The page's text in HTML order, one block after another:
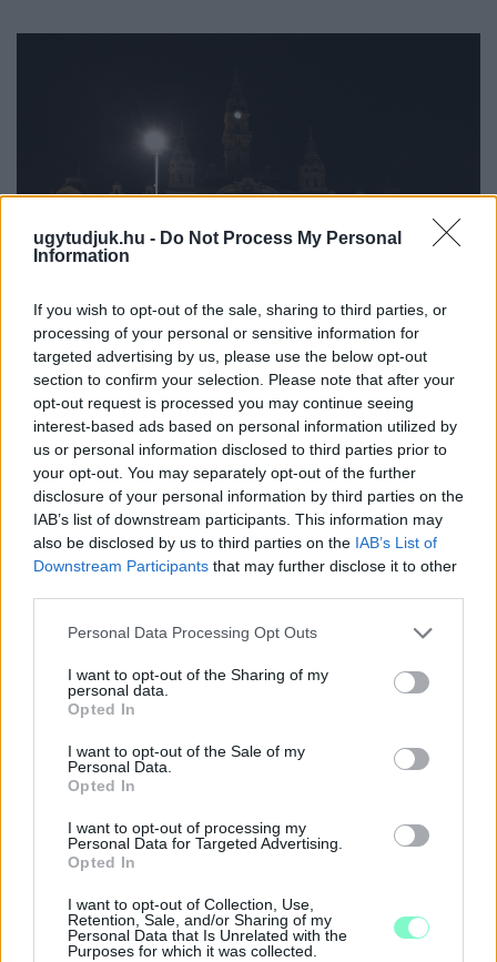
ugytudjuk.hu - Do Not Process My Personal
Information
If you wish to opt-out of the sale, sharing to third parties, or
processing of your personal or sensitive information for
targeted advertising by us, please use the below opt-out
section to confirm your selection. Please note that after your
opt-out request is processed you may continue seeing
interest-based ads based on personal information utilized by
us or personal information disclosed to third parties prior to
your opt-out. You may separately opt-out of the further
disclosure of your personal information by third parties on the
IAB’s list of downstream participants. This information may
also be disclosed by us to third parties on the IAB’s List of
Downstream Participants that may further disclose it to other
Please note that this website/app uses one or more Google
not limited to your visit or usage behaviour. You may click to
grant or deny consent to Google and its third-party tags to
use your data for below specified purposes in below Google
consent section.
Personal Data Processing Opt Outs
I want to opt-out of the Sharing of my
personal data.
Opted In
I want to opt-out of the Sale of my
Personal Data.
Opted In
I want to opt-out of processing my
Personal Data for Targeted Advertising.
Opted In
I want to opt-out of Collection, Use,
Retention, Sale, and/or Sharing of my
Personal Data that Is Unrelated with the
Purposes for which it was collected.
A NAPOKBAN BEFEJEZŐDIK A GYŐRI
DÍSZKIVILÁGÍTÁS LEKAPCSOLÁSA
A város 77 helyszínén zajlik a munkavégzés, a Győr Projekt
kezelésében lévő épületek egy részét is érinti az intézkedés.
Szólj hozzá!
KÁNIKULA-AKTUÁL: MEGHOSSZABBÍTOTTÁK A
HŐSÉGRIASZTÁST, A KÖVETKEZŐ 48 ÓRA LEHET A
LEGKRITIKUSABB AZ ENERGIAELLÁTÁS